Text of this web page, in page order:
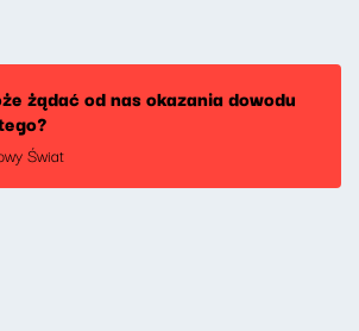
żądać od nas okazania dowodu
Świat